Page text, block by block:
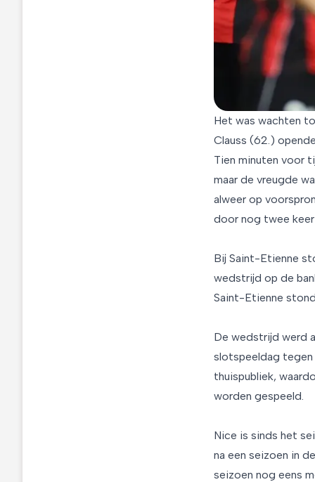
Het was wachten
Clauss (62.)
Tien minuten voor
maar de vreugde
alweer op
door nog twee
Bij Saint-Etienne
wedstrijd op de
Saint-Etienne
De wedstrijd werd
slotspeeldag tegen
thuispubliek,
worden gespeeld.
Nice is sinds het
na een seizoen in
seizoen nog eens